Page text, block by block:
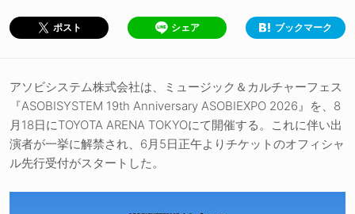
ポスト シェア ブックマーク
アソビシステム株式会社は、ミュージック＆カルチャーフェス
『ASOBISYSTEM 19th Anniversary ASOBIEXPO 2026』を、8
月18日にTOYOTA ARENA TOKYOにて開催する。これに伴い出
演者が一挙に解禁され、6月5日正午よりチケットのオフィシャ
ル先行受付がスタートした。